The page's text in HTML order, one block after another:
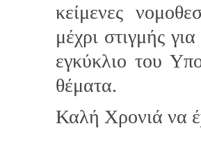
κείμενες
μέχρι στιγμής
εγκύκλιο του
θέματα.
Καλή Χρονιά να